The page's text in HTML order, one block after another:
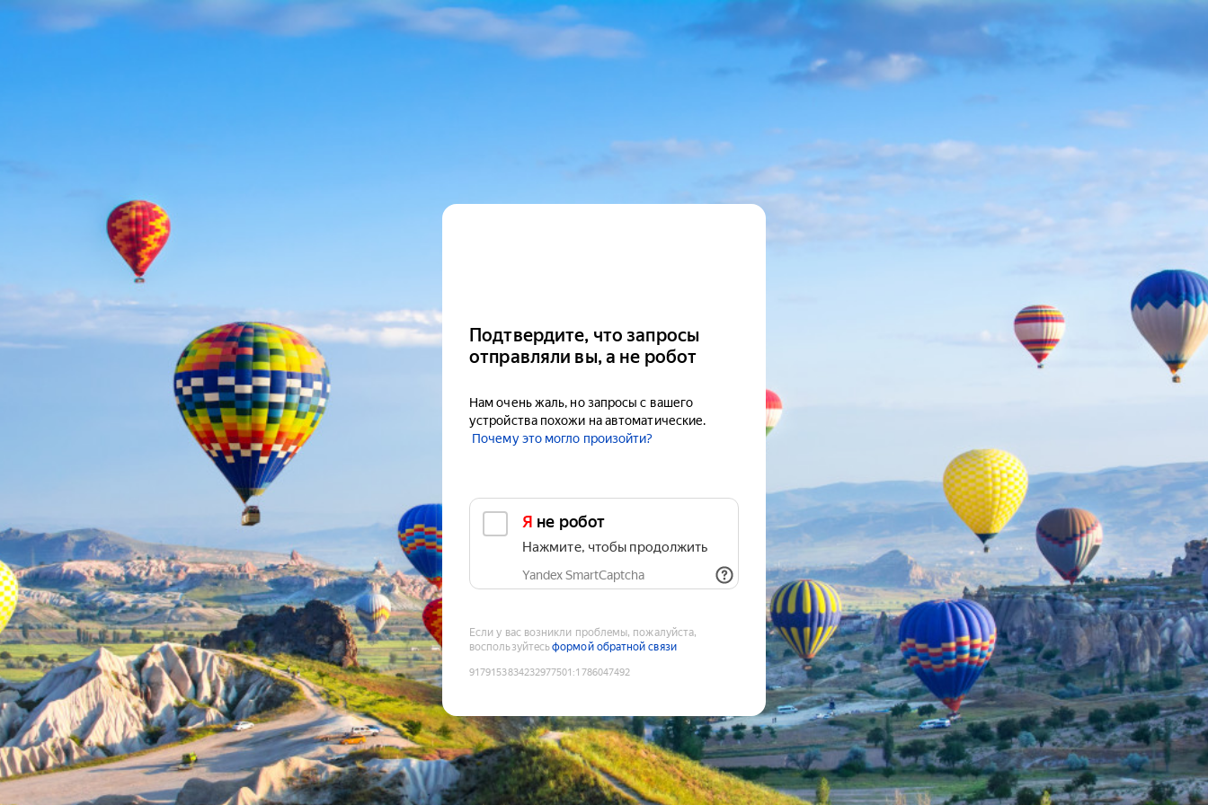
Подтвердите, что запросы
отправляли вы, а не робот
Нам очень жаль, но запросы с вашего
устройства похожи на автоматические.
Почему это могло произойти?
Я не робот
Нажмите, чтобы продолжить
Yandex SmartCaptcha
Если у вас возникли проблемы, пожалуйста,
воспользуйтесьформой обратной связи
9179153834232977501 :1786047492